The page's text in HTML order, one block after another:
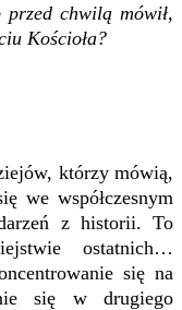
chwilą mówił,
Kościoła?
którzy mówią,
we współczesnym
z historii. To
ostatnich…
się na
się w drugiego